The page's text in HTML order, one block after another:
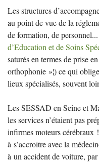
Les structures
au point de vue de la
de formation, de
d’Education et de Soins
saturés en termes de prise
orthophonie »¦) ce qui
lieux spécialisés, souvent
LesSESSAD en Seine et
les services n’étaient pas
infirmes moteurs cérébraux
à s’accroitre avec la
à un accident de voiture,